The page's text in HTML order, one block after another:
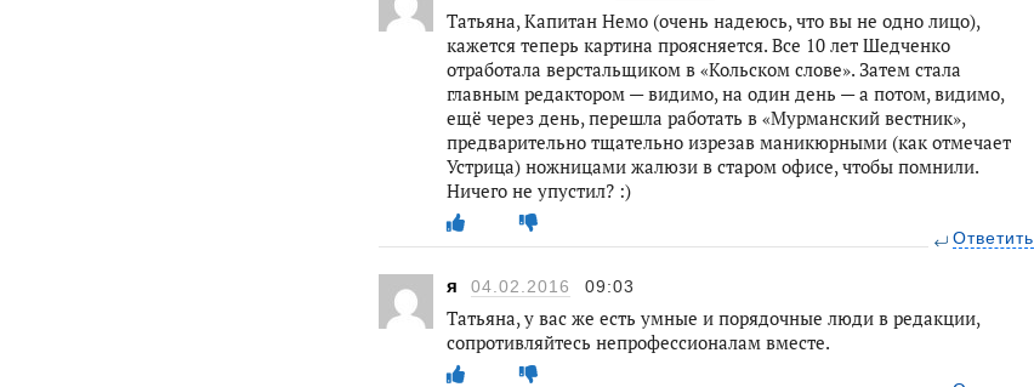
Татьяна, Капитан Немо (очень надеюсь, что вы не одно лицо),
кажется теперь картина проясняется. Все 10 лет Шедченко
отработала верстальщиком в «Кольском слове». Затем стала
главным редактором — видимо, на один день — а потом, видимо,
ещё через день, перешла работать в «Мурманский вестник»,
предварительно тщательно изрезав маникюрными (как отмечает
Устрица) ножницами жалюзи в старом офисе, чтобы помнили.
Ничего не упустил? :)
Ответить
я 04.02.2016 09:03
Татьяна, у вас же есть умные и порядочные люди в редакции,
сопротивляйтесь непрофессионалам вместе.